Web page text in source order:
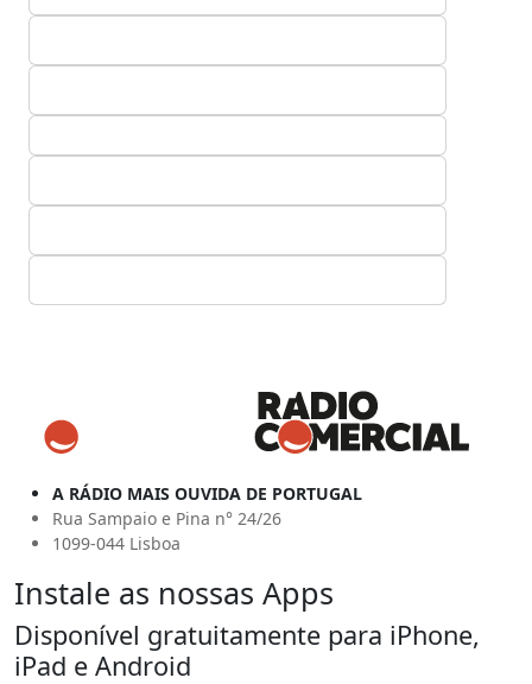
A RÁDIO MAIS OUVIDA DE PORTUGAL
Rua Sampaio e Pina n° 24/26
1099-044 Lisboa
Instale as nossas Apps
Disponível gratuitamente para iPhone,
iPad e Android